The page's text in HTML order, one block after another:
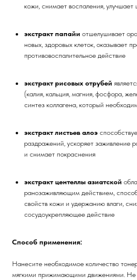
кожи, снимает воспаления, улучшает
экстракт папайи отшелушивает
новых, здоровых клеток, оказывает
противовоспалительное действие
экстракт рисовых отрубей
(калия, кальция, магния, фосфора,
синтез коллагена, который
экстракт листьев алоэ
раздражений, ускоряет заживление
и снимает покраснения
экстракт центеллы азиатской
ранозаживляющим действием,
свойств кожи и удержанию влаги,
сосудоукрепляющее действие
Способ применения:
Нанесите необходимое количество
мягкими прижимающими движениями.